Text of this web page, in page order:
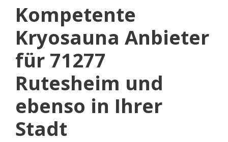
Kompetente
Kryosauna Anbieter
für 71277
Rutesheim und
ebenso in Ihrer
Stadt